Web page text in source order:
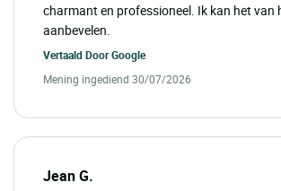
charmant en professioneel. Ik kan het van
aanbevelen.
Vertaald DoorGoogle
Mening ingediend 30/07/2026
Jean G.